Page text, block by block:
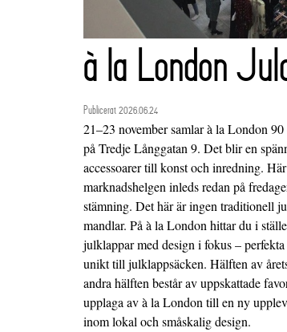
à la London
Publicerat 2026.06.24
21–23 november samlar à la London
på Tredje Långgatan 9. Det blir en
accessoarer till konst och inredning.
marknadshelgen inleds redan på
stämning. Det här är ingen traditionell
mandlar. På à la London hittar du i
julklappar med design i fokus –
unikt till julklappsäcken. Hälften av
andra hälften består av uppskattade
upplaga av à la London till en ny
inom lokal och småskalig design.